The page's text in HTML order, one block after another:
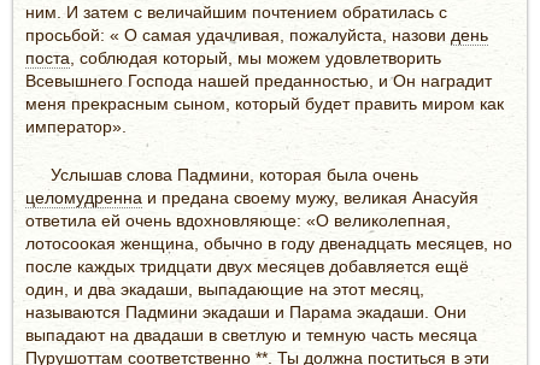
ним. И затем с величайшим почтением обратилась с
просьбой: « О самая удачливая, пожалуйста, назови день
поста , соблюдая который, мы можем удовлетворить
Всевышнего Господа нашей преданностью, и Он наградит
меня прекрасным сыном, который будет править миром как
император».
Услышав слова Падмини, которая была очень
целомудренна и предана своему мужу, великая Анасуйя
ответила ей очень вдохновляюще: «О великолепная,
лотосоокая женщина, обычно в году двенадцать месяцев, но
после каждых тридцати двух месяцев добавляется ещё
один, и два экадаши, выпадающие на этот месяц,
называются Падмини экадаши и Парама экадаши. Они
выпадают на двадаши в светлую и темную часть месяца
Пурушоттам соответственно **. Ты должна поститься в эти